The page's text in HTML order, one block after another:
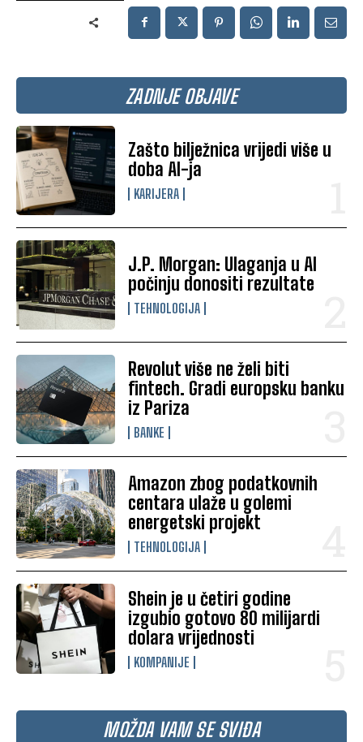
ZADNJE OBJAVE
Zašto bilježnica vrijedi više u
doba AI-ja
KARIJERA
J.P. Morgan: Ulaganja u AI
počinju donositi rezultate
TEHNOLOGIJA
Revolut više ne želi biti
fintech. Gradi europsku banku
iz Pariza
BANKE
Amazon zbog podatkovnih
centara ulaže u golemi
energetski projekt
TEHNOLOGIJA
Shein je u četiri godine
izgubio gotovo 80 milijardi
dolara vrijednosti
KOMPANIJE
MOŽDA VAM SE SVIĐA